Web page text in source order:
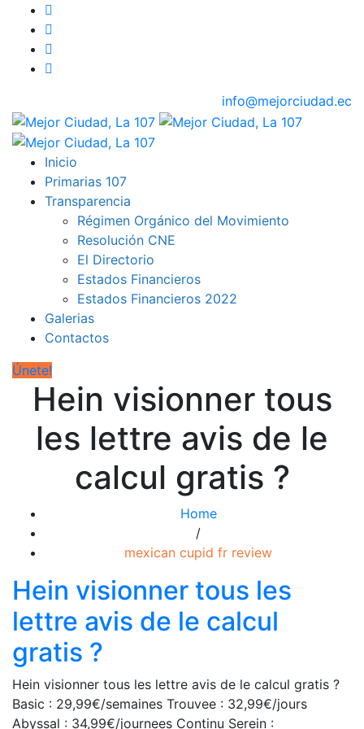
info@mejorciudad.ec
Inicio
Primarias 107
Transparencia
Régimen Orgánico del Movimiento
Resolución CNE
El Directorio
Estados Financieros
Estados Financieros 2022
Galerias
Contactos
Únete!
Hein visionner tous
les lettre avis de le
calcul gratis ?
Home
/
mexican cupid fr review
Hein visionner tous les
lettre avis de le calcul
gratis ?
Hein visionner tous les lettre avis de le calcul gratis ?
Basic : 29,99€/semaines Trouvee : 32,99€/jours
Abyssal : 34,99€/journees Continu Serein :